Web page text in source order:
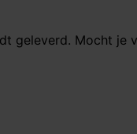
geleverd. Mocht je